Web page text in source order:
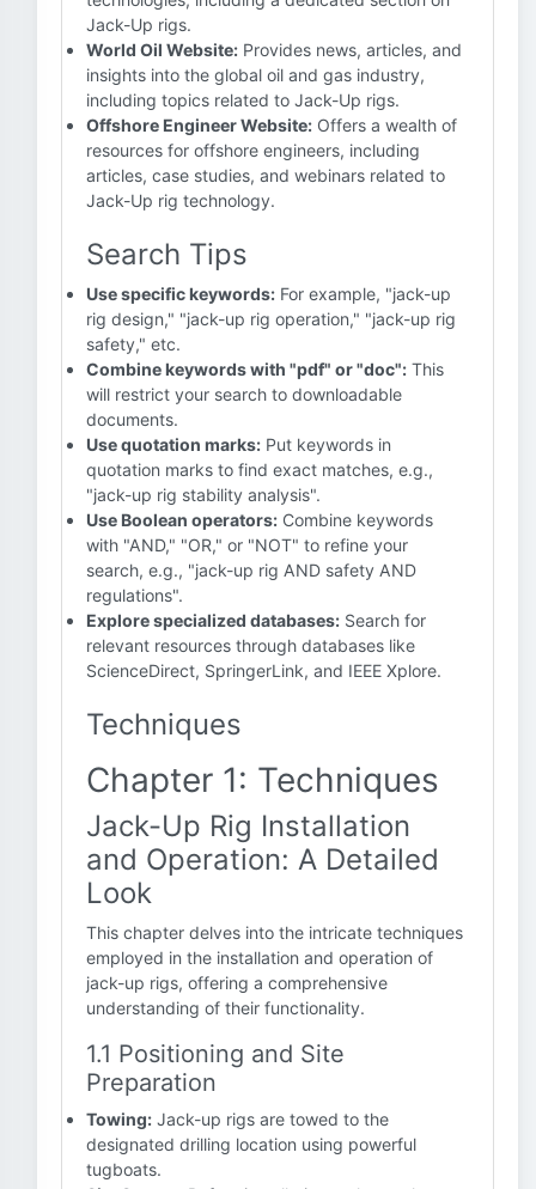
Jack-Up rigs.
World Oil Website: Provides news, articles, and
insights into the global oil and gas industry,
including topics related to Jack-Up rigs.
Offshore Engineer Website: Offers a wealth of
resources for offshore engineers, including
articles, case studies, and webinars related to
Jack-Up rig technology.
Search Tips
Use specific keywords: For example, "jack-up
rig design," "jack-up rig operation," "jack-up rig
safety," etc.
Combine keywords with "pdf" or "doc": This
will restrict your search to downloadable
documents.
Use quotation marks: Put keywords in
quotation marks to find exact matches, e.g.,
"jack-up rig stability analysis".
Use Boolean operators: Combine keywords
with "AND," "OR," or "NOT" to refine your
search, e.g., "jack-up rig AND safety AND
regulations".
Explore specialized databases: Search for
relevant resources through databases like
ScienceDirect, SpringerLink, and IEEE Xplore.
Techniques
Chapter 1: Techniques
Jack-Up Rig Installation
and Operation: A Detailed
Look
This chapter delves into the intricate techniques
employed in the installation and operation of
jack-up rigs, offering a comprehensive
understanding of their functionality.
1.1 Positioning and Site
Preparation
Towing: Jack-up rigs are towed to the
designated drilling location using powerful
tugboats.